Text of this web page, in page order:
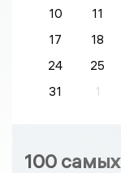
10
11
17
18
24
25
31
1
100